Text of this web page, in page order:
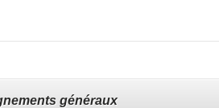
généraux